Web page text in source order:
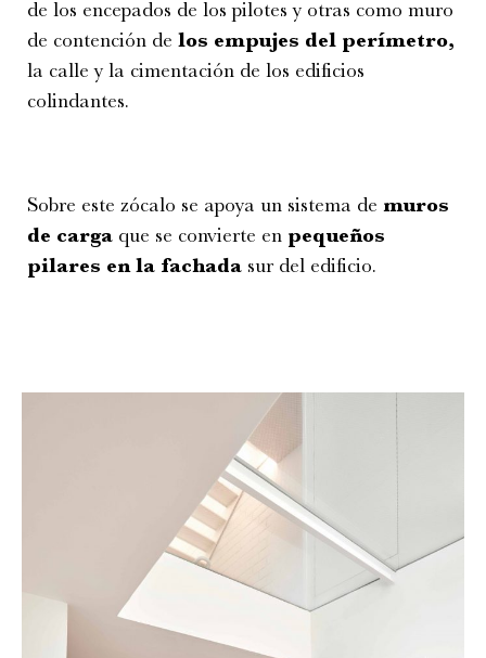
de los encepados de los pilotes y otras como muro
de contención de los empujes del perímetro,
la calle y la cimentación de los edificios
colindantes.
Sobre este zócalo se apoya un sistema de muros
de carga que se convierte en pequeños
pilares en la fachada sur del edificio.